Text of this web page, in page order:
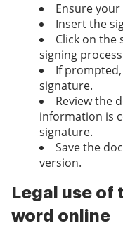
Ensure
Insert the
Click on
signing
If
signature.
Review the
information is
signature.
Save the
version.
Legal use of
word online